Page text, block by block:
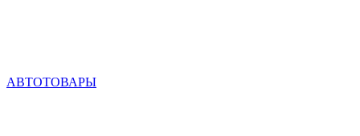
АВТОТОВАРЫ